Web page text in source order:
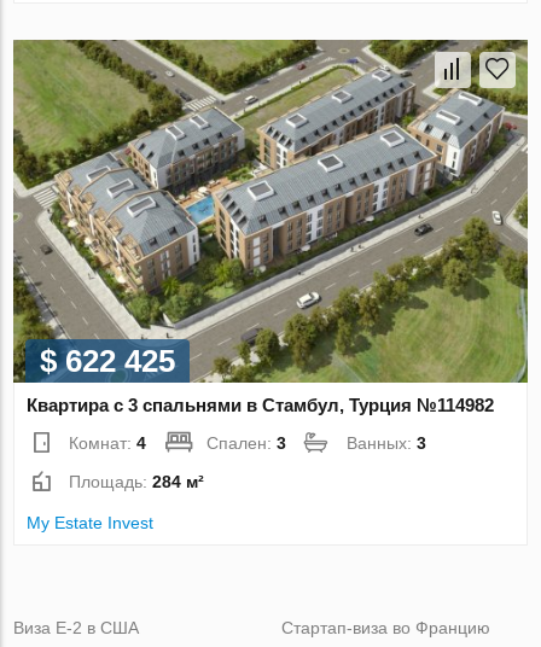
$ 622 425
Квартира с 3 спальнями в Стамбул, Турция №114982
Комнат:4 Спален:3 Ванных:3
Площадь:284 м²
My Estate Invest
Виза Е-2 в США
Стартап-виза во Францию